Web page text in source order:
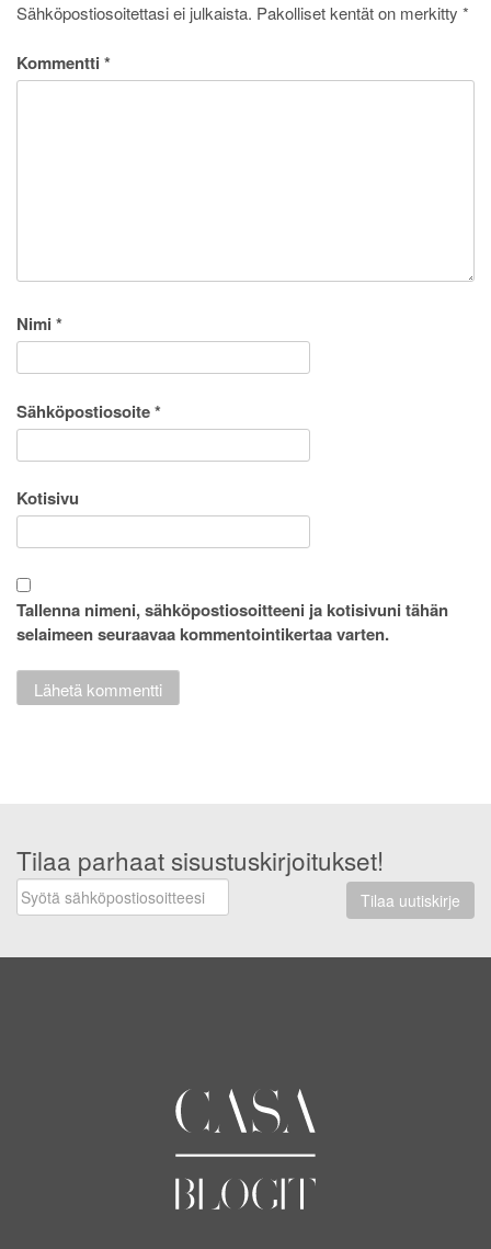
Sähköpostiosoitettasi ei julkaista. Pakolliset kentät on merkitty *
Kommentti *
Nimi *
Sähköpostiosoite*
Kotisivu
Tallenna nimeni, sähköpostiosoitteeni ja kotisivuni tähän
selaimeen seuraavaa kommentointikertaa varten.
Tilaa parhaat sisustuskirjoitukset!
Tilaa uutiskirje